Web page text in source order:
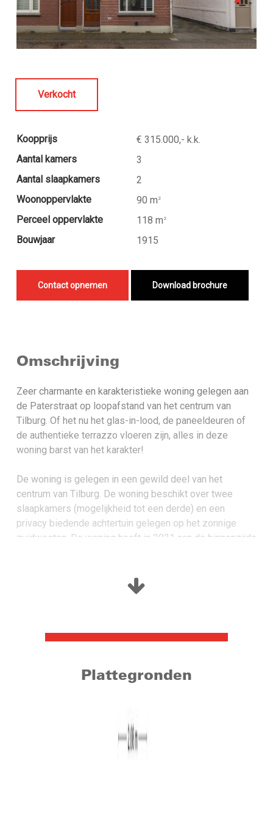
Verkocht
Koopprijs
€ 315.000,- k.k.
Aantal kamers
3
Aantal slaapkamers
2
Woonoppervlakte
90 m 2
Perceel oppervlakte 118 m 2
Bouwjaar 1915
Contact opnemen Download brochure
Omschrijving
Zeer charmante en karakteristieke woning gelegen aan
de Paterstraat op loopafstand van het centrum van
Tilburg. Of het nu het glas-in-lood, de paneeldeuren of
de authentieke terrazzo vloeren zijn, alles in deze
woning barst van het karakter!
De woning is gelegen in een gewild deel van het
centrum van Tilburg. De woning beschikt over twee
slaapkamers (mogelijkheid tot een derde) en een
privacy biedende achtertuin gelegen op het zonnige
zuidwesten. De woning heeft in 2021 aan de binnenzijde
treft u het bruisende Tilburgse uitgaansleven met
gezellige terrassen, uitstekende restaurants en
er verschillende scholen gelegen nabij de woning en is
openbaar vervoer reist. Met de auto bereikt u daarnaast
eenvoudig de uitvalswegen richting de omliggende
Woonoppervlakte: circa 90 m²
Overig inpandige ruimte: circa 12 m² (kelder en berging)
Plattegronden